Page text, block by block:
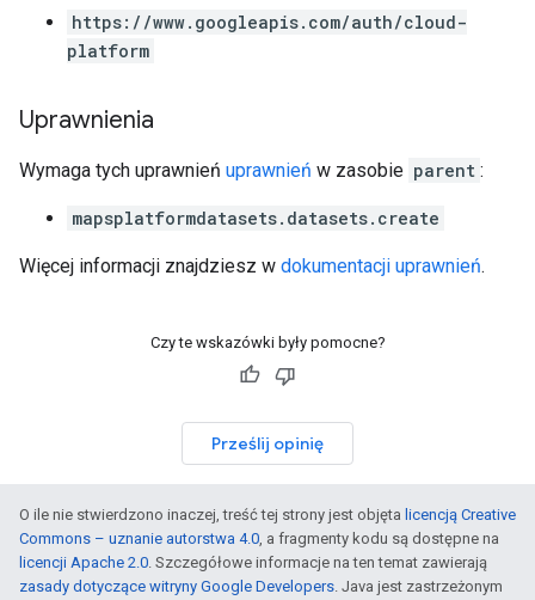
https://www.googleapis.com/auth/cloud-
platform
Uprawnienia
Wymaga tych uprawnień uprawnień w zasobie parent :
mapsplatformdatasets.datasets.create
Więcej informacji znajdziesz w dokumentacji uprawnień.
Czy te wskazówki były pomocne?
Prześlij opinię
O ile nie stwierdzono inaczej, treść tej strony jest objęta licencją Creative
Commons – uznanie autorstwa 4.0, a fragmenty kodu są dostępne na
licencji Apache 2.0. Szczegółowe informacje na ten temat zawierają
zasady dotyczące witryny Google Developers. Java jest zastrzeżonym